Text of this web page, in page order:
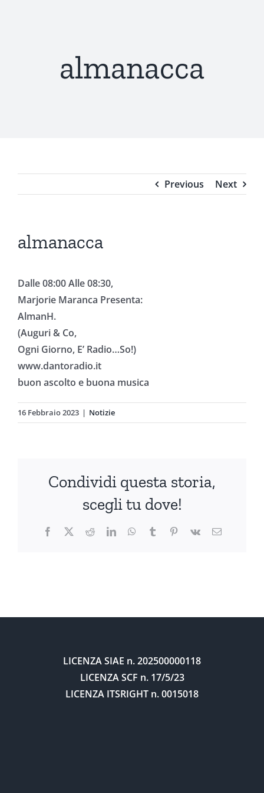
almanacca
Previous Next
almanacca
Dalle 08:00 Alle 08:30,
Marjorie Maranca Presenta:
AlmanH.
(Auguri & Co,
Ogni Giorno, E’ Radio…So!)
www.dantoradio.it
buon ascolto e buona musica
16 Febbraio 2023 | Notizie
Condividi questa storia,
scegli tu dove!
Facebook
X RedditLinkedInWhatsApp
TumblrPinterest
Vk Email
LICENZA SIAE n. 202500000118
LICENZA SCF n. 17/5/23
LICENZA ITSRIGHT n. 0015018